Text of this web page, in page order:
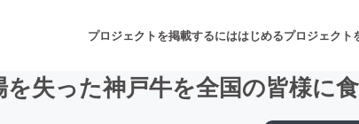
プロジェクトを掲載するにははじめるプロジェクト
失った神戸牛を全国の皆様に